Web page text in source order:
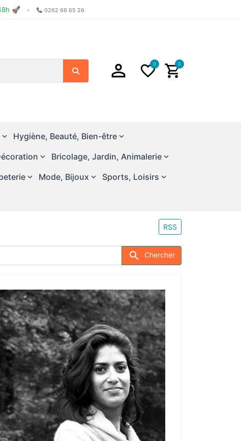
🚀 • 0262 66 65 26
Chercher
0 0
Hygiène, Beauté, Bien-être
Bricolage, Jardin, Animalerie
Mode, Bijoux
Sports, Loisirs
RSS
Search store
Chercher